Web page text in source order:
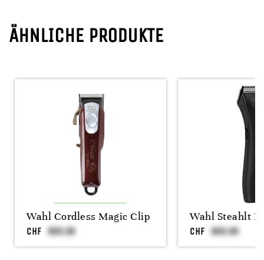
ÄHNLICHE PRODUKTE
Wahl Cordless Magic Clip
CHF
Wahl Steahlt
CHF